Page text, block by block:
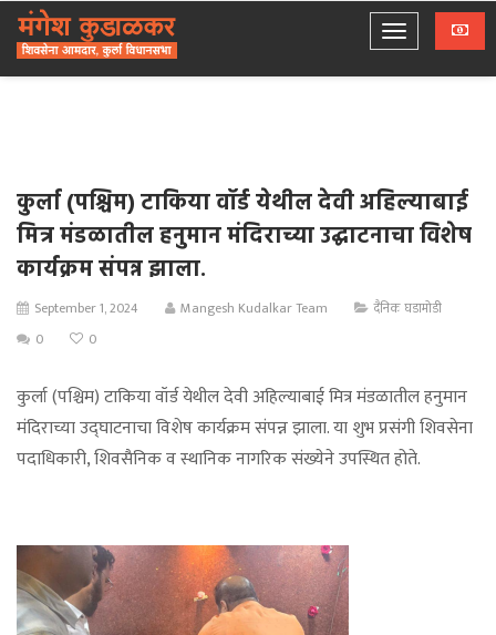
कुर्ला (पश्चिम) टाकिया वॉर्ड येथील देवी अहिल्याबाई
मित्र मंडळातील हनुमान मंदिराच्या उद्घाटनाचा विशेष
कार्यक्रम संपन्न झाला.
September 1, 2024 Mangesh Kudalkar Team
दैनिक घडामोडी
0
0
कुर्ला (पश्चिम) टाकिया वॉर्ड येथील देवी अहिल्याबाई मित्र मंडळातील हनुमान
मंदिराच्या उद्घाटनाचा विशेष कार्यक्रम संपन्न झाला. या शुभ प्रसंगी शिवसेना
पदाधिकारी, शिवसैनिक व स्थानिक नागरिक संख्येने उपस्थित होते.